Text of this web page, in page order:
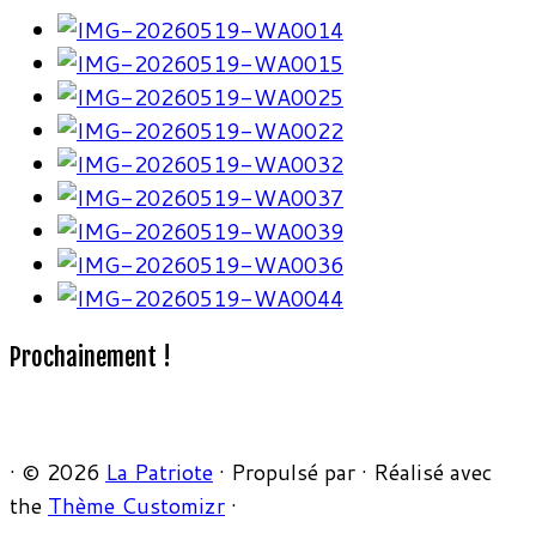
Prochainement !
· © 2026 La Patriote · Propulsé par · Réalisé avec
the Thème Customizr ·